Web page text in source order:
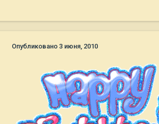
Опубликовано 3 июня, 2010